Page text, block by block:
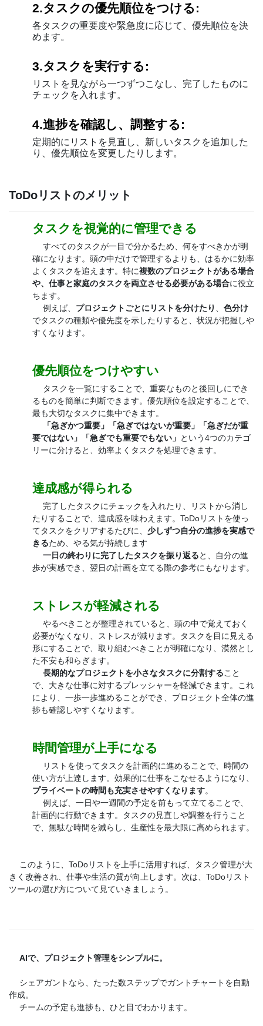
2.タスクの優先順位をつける:
各タスクの重要度や緊急度に応じて、優先順位を決
めます。
3.タスクを実行する:
リストを見ながら一つずつこなし、完了したものに
チェックを入れます。
4.進捗を確認し、調整する:
定期的にリストを見直し、新しいタスクを追加した
り、優先順位を変更したりします。
ToDoリストのメリット
タスクを視覚的に管理できる
すべてのタスクが一目で分かるため、何をすべきかが明
確になります。頭の中だけで管理するよりも、はるかに効率
よくタスクを追えます。特に複数のプロジェクトがある場合
や、仕事と家庭のタスクを両立させる必要がある場合に役立
ちます。
例えば、 プロジェクトごとにリストを分けたり 、色分け
でタスクの種類や優先度を示したりすると、状況が把握しや
すくなります。
優先順位をつけやすい
タスクを一覧にすることで、重要なものと後回しにでき
るものを簡単に判断できます。優先順位を設定することで、
最も大切なタスクに集中できます。
「急ぎかつ重要」「急ぎではないが重要」「急ぎだが重
要ではない」「急ぎでも重要でもない」 という4つのカテゴ
リーに分けると、効率よくタスクを処理できます。
達成感が得られる
完了したタスクにチェックを入れたり、リストから消し
たりすることで、達成感を味わえます。ToDoリストを使っ
てタスクをクリアするたびに、 少しずつ自分の進捗を実感で
きるため、やる気が持続します
一日の終わりに完了したタスクを振り返ると、自分の進
歩が実感でき、翌日の計画を立てる際の参考にもなります。
ストレスが軽減される
やるべきことが整理されていると、頭の中で覚えておく
必要がなくなり、ストレスが減ります。タスクを目に見える
形にすることで、取り組むべきことが明確になり、漠然とし
た不安も和らぎます。
長期的なプロジェクトを小さなタスクに分割すること
で、大きな仕事に対するプレッシャーを軽減できます。これ
により、一歩一歩進めることができ、プロジェクト全体の進
捗も確認しやすくなります。
時間管理が上手になる
リストを使ってタスクを計画的に進めることで、時間の
使い方が上達します。効果的に仕事をこなせるようになり、
プライベートの時間も充実させやすくなります。
例えば、一日や一週間の予定を前もって立てることで、
計画的に行動できます。タスクの見直しや調整を行うこと
で、無駄な時間を減らし、生産性を最大限に高められます。
このように、ToDoリストを上手に活用すれば、タスク管理が大
きく改善され、仕事や生活の質が向上します。次は、ToDoリスト
ツールの選び方について見ていきましょう。
AIで、プロジェクト管理をシンプルに。
シェアガントなら、たった数ステップでガントチャートを自動
作成。
チームの予定も進捗も、ひと目でわかります。